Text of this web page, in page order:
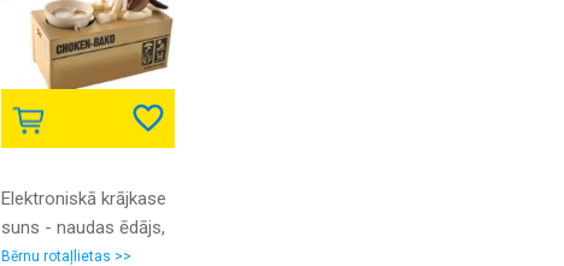
Elektroniskā krājkase
suns - naudas ēdājs,
automātiskā
Bērnu rotaļlietas >>